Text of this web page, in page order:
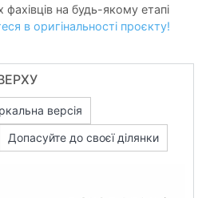
на будь-якому етапі
в оригінальності проєкту!
версія
Допасуйте до своєї ділянки